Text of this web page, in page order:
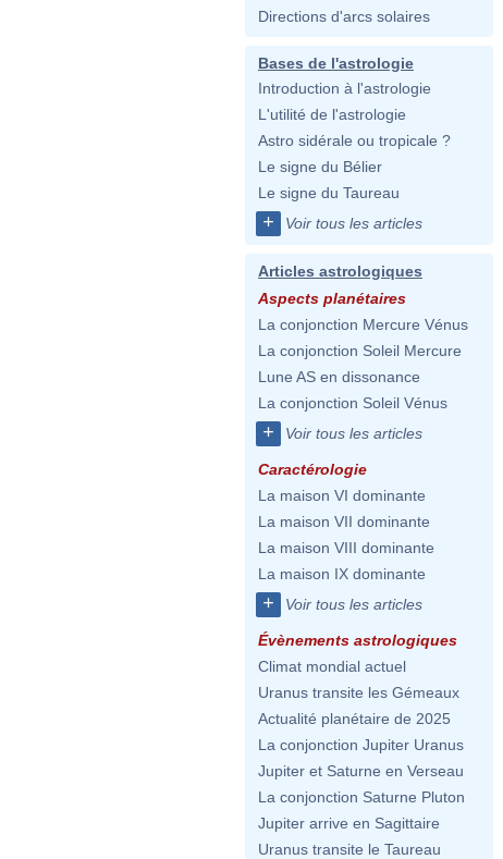
Directions d'arcs solaires
Bases de l'astrologie
Introduction à l'astrologie
L'utilité de l'astrologie
Astro sidérale ou tropicale ?
Le signe du Bélier
Le signe du Taureau
+ Voir tous les articles
Articles astrologiques
Aspects planétaires
La conjonction Mercure Vénus
La conjonction Soleil Mercure
Lune AS en dissonance
La conjonction Soleil Vénus
+ Voir tous les articles
Caractérologie
La maison VI dominante
La maison VII dominante
La maison VIII dominante
La maison IX dominante
+ Voir tous les articles
Évènements astrologiques
Climat mondial actuel
Uranus transite les Gémeaux
Actualité planétaire de 2025
La conjonction Jupiter Uranus
Jupiter et Saturne en Verseau
La conjonction Saturne Pluton
Jupiter arrive en Sagittaire
Uranus transite le Taureau